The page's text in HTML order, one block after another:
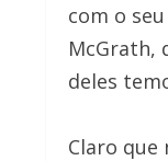
com o
McGrath,
deles
Claro